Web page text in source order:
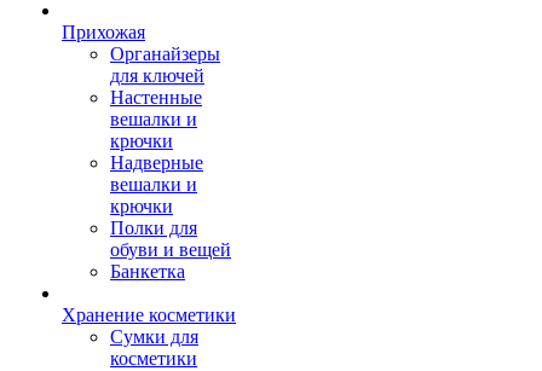
Прихожая
Органайзеры
для ключей
Настенные
вешалки и
крючки
Надверные
вешалки и
крючки
Полки для
обуви и вещей
Банкетка
Хранение косметики
Сумки для
косметики